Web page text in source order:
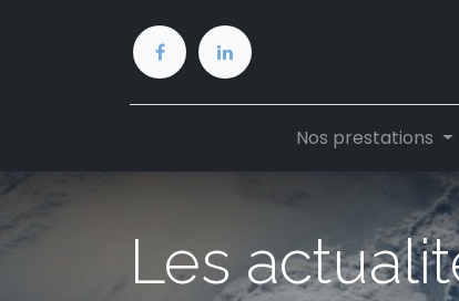
Nos prestations
Les